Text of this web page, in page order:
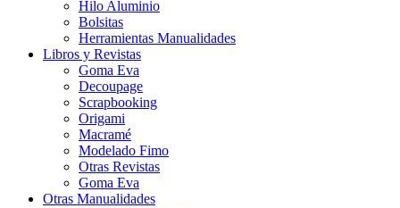
Hilo Aluminio
Bolsitas
Herramientas Manualidades
Libros y Revistas
Goma Eva
Decoupage
Scrapbooking
Origami
Macramé
Modelado Fimo
Otras Revistas
Goma Eva
Otras Manualidades